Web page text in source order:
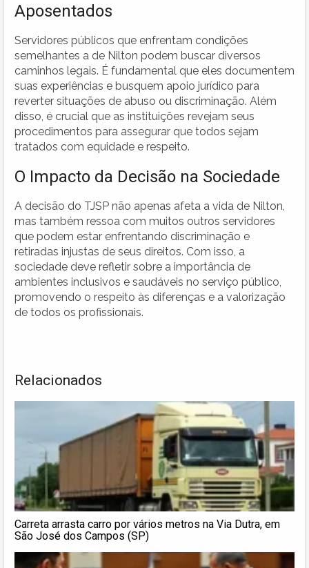
Aposentados
Servidores públicos que enfrentam condições
semelhantes a de Nilton podem buscar diversos
caminhos legais. É fundamental que eles documentem
suas experiências e busquem apoio jurídico para
reverter situações de abuso ou discriminação. Além
disso, é crucial que as instituições revejam seus
procedimentos para assegurar que todos sejam
tratados com equidade e respeito.
O Impacto da Decisão na Sociedade
A decisão do TJSP não apenas afeta a vida de Nilton,
mas também ressoa com muitos outros servidores
que podem estar enfrentando discriminação e
retiradas injustas de seus direitos. Com isso, a
sociedade deve refletir sobre a importância de
ambientes inclusivos e saudáveis no serviço público,
promovendo o respeito às diferenças e a valorização
de todos os profissionais.
Relacionados
Carreta arrasta carro por vários metros na Via Dutra, em
São José dos Campos (SP)